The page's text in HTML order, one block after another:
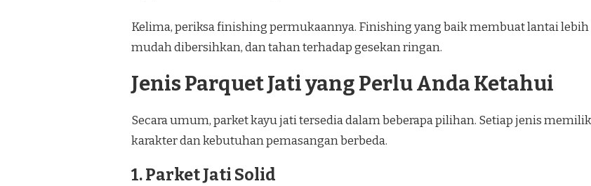
Kelima, periksa finishing permukaannya. Finishing yang baik membuat lantai lebih
mudah dibersihkan, dan tahan terhadap gesekan ringan.
Jenis Parquet Jati yang Perlu Anda Ketahui
Secara umum, parket kayu jati tersedia dalam beberapa pilihan. Setiap jenis
karakter dan kebutuhan pemasangan berbeda.
1. Parket Jati Solid